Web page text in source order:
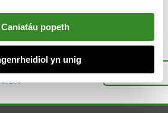
Caniatáu popeth
yn unig
gyda’r dudalen
adborth.
I fyny